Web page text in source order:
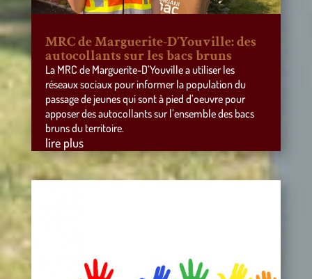
MRC de Marguerite-D’Youville: des
autocollants sur les bacs bruns
La MRC de Marguerite-D’Youville a utiliser les
réseaux sociaux pour informer la population du
passage de jeunes qui sont à pied d’oeuvre pour
apposer des autocollants sur l’ensemble des bacs
bruns du territoire.
lire plus